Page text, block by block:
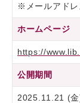
※メールアドレ
ホームページ
https://
公開期間
2025.11.21 (